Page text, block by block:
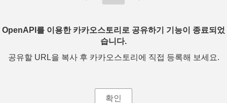
OpenAPI를 이용한 카카오스토리로 공유하기 기능이 종료되었
습니다.
공유할 URL을 복사 후 카카오스토리에 직접 등록해 보세요.
확인